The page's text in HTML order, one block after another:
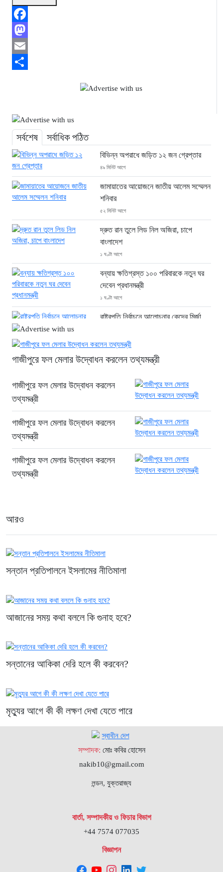
Facebook
Mastodon
Email
সর্বশেষ সর্বাধিক পঠিত
বিভিন্ন অপরাধে জড়িত ১২ জন গ্রেপ্তার
৪৯ মিনিট আগে
জামায়াতের আয়োজনে জাতীয় আলেম সম্মেলন
শনিবার
৫২ মিনিট আগে
দ্রুত রান তুলে লিড নিল অজিরা, চাপে
বাংলাদেশ
১ ঘণ্টা আগে
বন্যায় ক্ষতিগ্রস্ত ১০০ পরিবারকে নতুন ঘর
দেবেন প্রধানমন্ত্রী
১ ঘণ্টা আগে
রাষ্ট্রপতি নির্বাচনে আলোচনার কেন্দ্রে মির্জা
১ ঘণ্টা আগে
কিছুটা কমেছে সবজির দাম
বিএনপি নেতাকে লক্ষ্য করে গুলি, সহযোগীর
সোনার গহনার দাম ভরিতে কমলো ৩২৬৬ টাকা
২ ঘণ্টা আগে
ট্রেনের ৫ বগি লাইনচ্যুত, ঢাকা-ময়মনসিংহ
গাজীপুরে ফল মেলার উদ্বোধন করলেন তথ্যমন্ত্রী
গাজীপুরে ফল মেলার উদ্বোধন করলেন
তথ্যমন্ত্রী
গাজীপুরে ফল মেলার উদ্বোধন করলেন
তথ্যমন্ত্রী
গাজীপুরে ফল মেলার উদ্বোধন করলেন
তথ্যমন্ত্রী
আরও
সন্তান প্রতিপালনে ইসলামের নীতিমালা
আজানের সময় কথা বললে কি গুনাহ হবে?
সন্তানের আকিকা দেরি হলে কী করবেন?
মৃত্যুর আগে কী কী লক্ষণ দেখা যেতে পারে
সম্পাদক: মোঃ কবির হোসেন
nakib10@gmail.com
লন্ডন, যুক্তরাজ্য
বার্তা, সম্পাদকীয় ও ফিচার বিভাগ
+44 7574 077035
বিজ্ঞাপন